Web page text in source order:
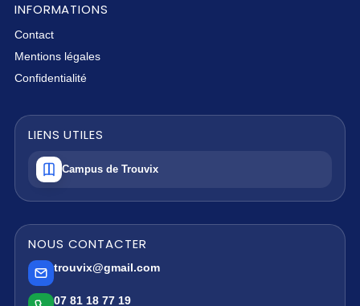
INFORMATIONS
Contact
Mentions légales
Confidentialité
LIENS UTILES
Campus de Trouvix
NOUS CONTACTER
trouvix@gmail.com
07 81 18 77 19